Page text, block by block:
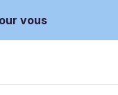
vous